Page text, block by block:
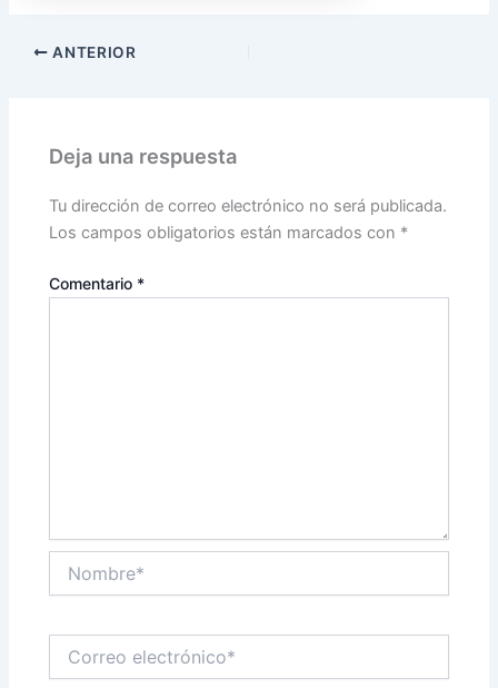
ANTERIOR
Deja una respuesta
Tu dirección de correo electrónico no será publicada.
Los campos obligatorios están marcados con *
Comentario *
electrónico*